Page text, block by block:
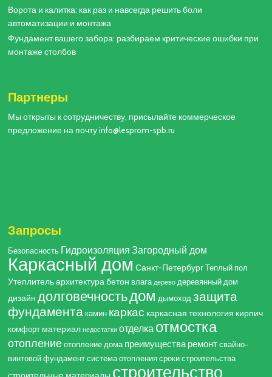
Ворота и калитка: как раз и навсегда решить боли
автоматизации и монтажа
Фундамент вашего забора: разбираем критические ошибки при
монтаже столбов
Партнеры
Мы открыты к сотрудничеству, присылайте коммерческое
предложение на почту info@lesprom-spb.ru
Запросы
Безопасность Гидроизоляция Загородный дом
Каркасный дом Санкт-Петербург Теплый пол
Утеплительархитектурабетон влага дерево деревянный дом
дизайн долговечностьдом дымоход защита
фундамента камин каркас каркасная технология кирпич
комфорт материал недостатки отделка отмостка
отопление отопление дома преимуществаремонт свайно-
винтовой фундамент система отопления сроки строительства
строительство